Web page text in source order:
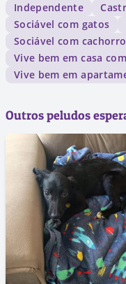
Independente
Sociável com gatos
Sociável com
Vive bem em casa
Vive bem em
Outros peludos